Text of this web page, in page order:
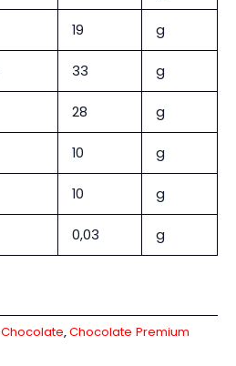
19 g
33 g
28 g
10 g
10 g
0,03 g
Chocolate,Chocolate Premium